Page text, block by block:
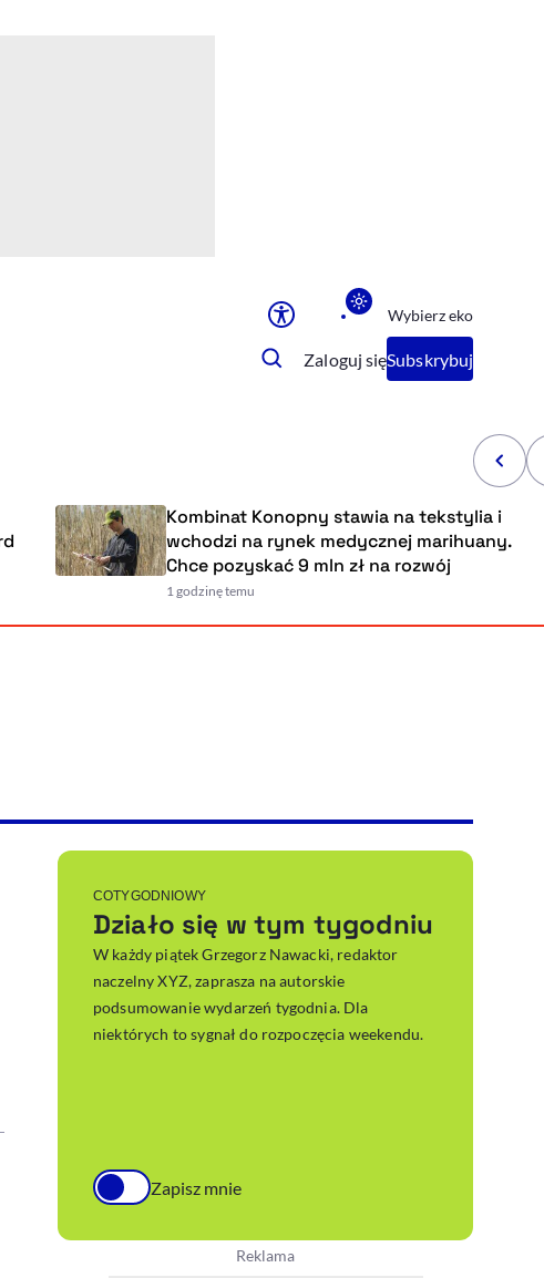
Powiększenie kursora
Sprawdź, jak i dlaczego zwiększamy dostępność, otwiera się w nowym
Deklaracja dostępności
, otwiera się w
Wybierz eko
Zaloguj sięSubskrybuj
Kombinat Konopny stawia na tekstylia i
wchodzi na rynek medycznej marihuany.
Chce pozyskać 9 mln zł na rozwój
1 godzinę temu